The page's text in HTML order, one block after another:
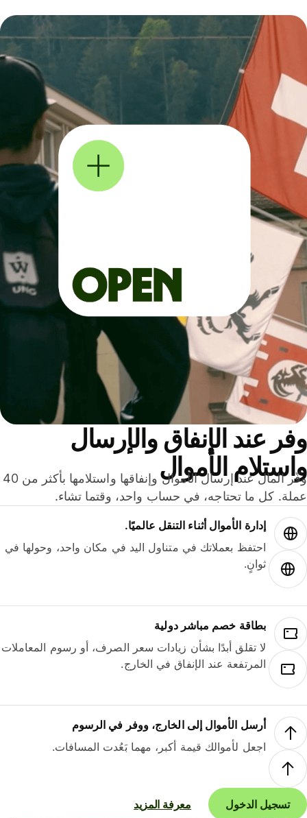
عند الإنفاق والإرسال
الأموال
وفّر المال عند إرسال الأموال وإنفاقها واستلامها بأكثر من 40
كل ما تحتاجه، في حساب واحد، وقتما تشاء.
إدارة الأموال أثناء التنقل عالميًا.
احتفظ بعملاتك في متناول اليد في مكان واحد، وحولها في
ثوانٍ.
بطاقة خصم مباشر دولية
لا تقلق أبدًا بشأن زيادات سعر الصرف، أو رسوم المعاملات
المرتفعة عند الإنفاق في الخارج.
أرسل الأموال إلى الخارج، ووفر في الرسوم
اجعل لأموالك قيمة أكبر، مهما بَعُدت المسافات.
تسجيل الدخول معرفة المزيد